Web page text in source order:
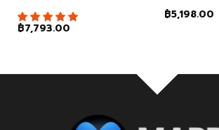
฿7,793.00
฿5,198.00